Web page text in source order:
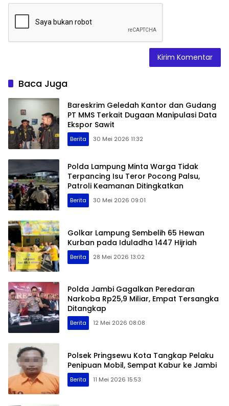
Baca Juga
Bareskrim Geledah Kantor dan Gudang
PT MMS Terkait Dugaan Manipulasi Data
Ekspor Sawit
Berita 30 Mei 2026 11:32
Polda Lampung Minta Warga Tidak
Terpancing Isu Teror Pocong Palsu,
Patroli Keamanan Ditingkatkan
Berita 30 Mei 2026 09:01
Golkar Lampung Sembelih 65 Hewan
Kurban pada Iduladha 1447 Hijriah
Berita 28 Mei 2026 13:02
Polda Jambi Gagalkan Peredaran
Narkoba Rp25,9 Miliar, Empat Tersangka
Ditangkap
Berita 12 Mei 2026 08:08
Polsek Pringsewu Kota Tangkap Pelaku
Penipuan Mobil, Sempat Kabur ke Jambi
Berita 11 Mei 2026 15:53